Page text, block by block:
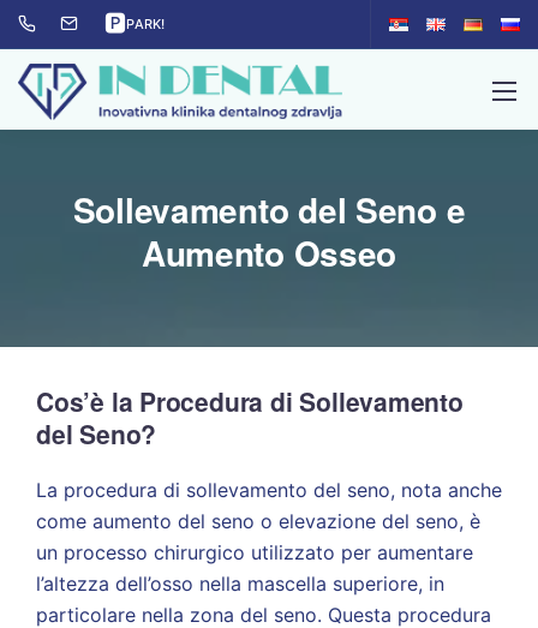
🅿PARK!
Sollevamento del Seno e
Aumento Osseo
Cos’è la Procedura di Sollevamento
del Seno?
La procedura di sollevamento del seno, nota anche
come aumento del seno o elevazione del seno, è
un processo chirurgico utilizzato per aumentare
l’altezza dell’osso nella mascella superiore, in
particolare nella zona del seno. Questa procedura